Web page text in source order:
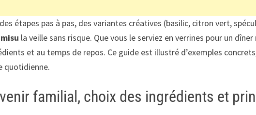
étapes pas à pas, des variantes créatives (basilic, citron vert,
la veille sans risque. Que vous le serviez en verrines pour un
et au temps de repos. Ce guide est illustré d’exemples
quotidienne.
familial, choix des ingrédients et